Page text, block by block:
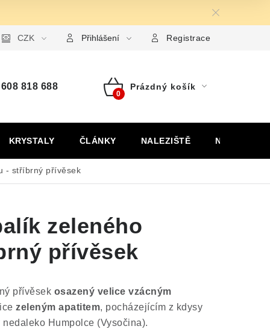
pro uplatnění reklamace Formulář pro odstoupení
CZK Přihlášení Registrace
608 818 688
Nákupní
Prázdný košík
KRYSTALY ČLÁNKY NALEZIŠTĚ NÁŠ PŘÍBĚH
- stříbrný přívěsek
zeleného
přívěsek
přívěsek osazený velice vzácným
zeleným apatitem, pocházejícím z kdysy
nedaleko Humpolce (Vysočina).